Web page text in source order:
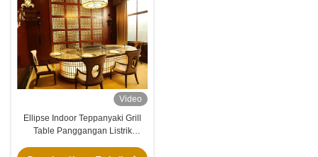
Video
Ellipse Indoor Teppanyaki Grill
Table Panggangan Listrik